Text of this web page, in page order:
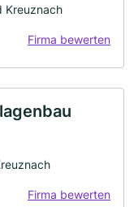
Kreuznach
Firma bewerten
Firma bewerten